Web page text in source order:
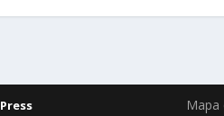
Mapa